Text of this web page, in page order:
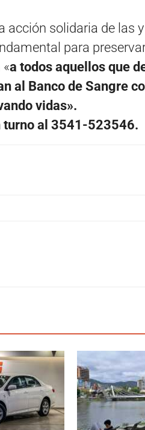
acción solidaria de las
para
a todos aquellos que
al Banco de Sangre
vidas».
turno al 3541-523546.